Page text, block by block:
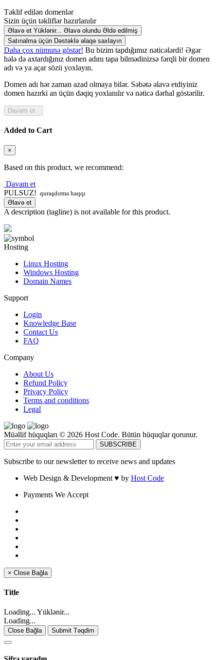
Təklif edilən domenlər
Sizin üçün təkliflər hazırlanılır
Əlavə et Yüklənir... Əlavə olundu Əldə edilmiş
Satınalma üçün Dəstəklə əlaqə saxlayın
Daha çox nümunə göstər! Bu bizim tapdığımız nəticələrdi! Əgər
hələ də axtardığınız domen adını tapa bilmədinizsə fərqli bir domen
adı və ya açar sözü yoxlayın.
Domen adı hər zaman azad olmaya bilər. Səbətə əlavə etdiyiniz
domen hazırki an üçün dəqiq yoxlanılır və nəticə dərhal göstərilir.
Added to Cart
×
Based on this product, we recommend:
Davam et
PULSUZ! quraşdırma haqqı
Əlavə et
A description (tagline) is not available for this product.
Hosting
Linux Hosting
Windows Hosting
Domain Names
Support
Login
Knowledge Base
Contact Us
FAQ
Company
About Us
Refund Policy
Privacy Policy
Terms and conditions
Legal
Müəllif hüquqları © 2026 Host Code. Bütün hüquqlar qorunur.
Subscribe to our newsletter to receive news and updates
Web Design & Development ♥ by Host Code
Payments We Accept
× Close Bağla
Title
Loading... Yüklənir...
Loading...
Close Bağla Submit Təqdim